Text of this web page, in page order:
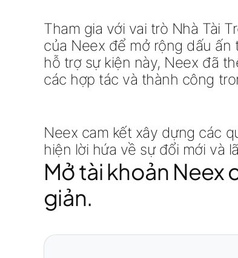
Tham gia với vai trò Nhà Tài
của Neex để mở rộng dấu ấn
hỗ trợ sự kiện này, Neex đã
các hợp tác và thành công
Neex cam kết xây dựng các
hiện lời hứa về sự đổi mới và
Mở tài khoản Neex
giản.